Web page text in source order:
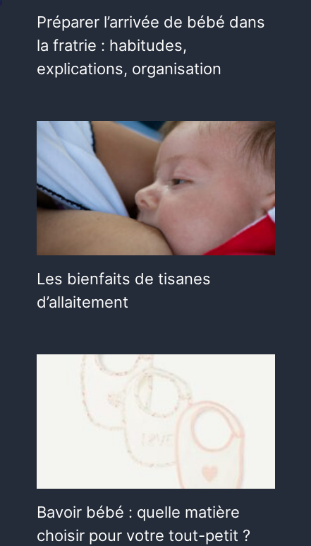
Préparer l’arrivée de bébé dans
la fratrie : habitudes,
explications, organisation
Les bienfaits de tisanes
d’allaitement
Bavoir bébé : quelle matière
choisir pour votre tout-petit ?